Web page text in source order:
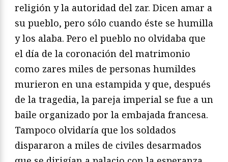
religión y la autoridad del zar. Dicen amar a
su pueblo, pero sólo cuando éste se humilla
y los alaba. Pero el pueblo no olvidaba que
el día de la coronación del matrimonio
como zares miles de personas humildes
murieron en una estampida y que, después
de la tragedia, la pareja imperial se fue a un
baile organizado por la embajada francesa.
Tampoco olvidaría que los soldados
dispararon a miles de civiles desarmados